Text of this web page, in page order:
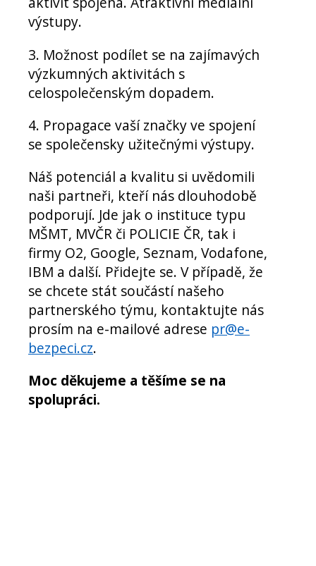
výstupy.
3. Možnost podílet se na zajímavých
výzkumných aktivitách s
celospolečenským dopadem.
4. Propagace vaší značky ve spojení
se společensky užitečnými výstupy.
Náš potenciál a kvalitu si uvědomili
naši partneři, kteří nás dlouhodobě
podporují. Jde jak o instituce typu
MŠMT, MVČR či POLICIE ČR, tak i
firmy O2, Google, Seznam, Vodafone,
IBM a další. Přidejte se. V případě, že
se chcete stát součástí našeho
partnerského týmu, kontaktujte nás
prosím na e-mailové adrese pr@e-
bezpeci.cz.
Moc děkujeme a těšíme se na
spolupráci.